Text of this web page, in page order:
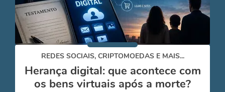
REDES SOCIAIS, CRIPTOMOEDAS E MAIS...
Herança digital: que acontece com
os bens virtuais após a morte?